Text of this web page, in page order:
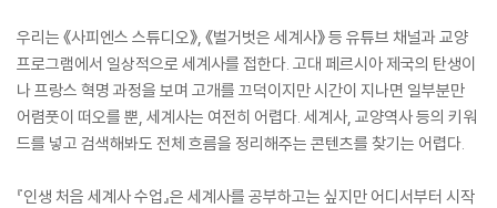
우리는 《사피엔스 스튜디오》, 《벌거벗은 세계사》 등 유튜브 채널과 교양
프로그램에서 일상적으로 세계사를 접한다. 고대 페르시아 제국의 탄생이
나 프랑스 혁명 과정을 보며 고개를 끄덕이지만 시간이 지나면 일부분만
어렴풋이 떠오를 뿐, 세계사는 여전히 어렵다. 세계사, 교양역사 등의 키워
드를 넣고 검색해봐도 전체 흐름을 정리해주는 콘텐츠를 찾기는 어렵다.
『인생 처음 세계사 수업』은 세계사를 공부하고는 싶지만 어디서부터 시작